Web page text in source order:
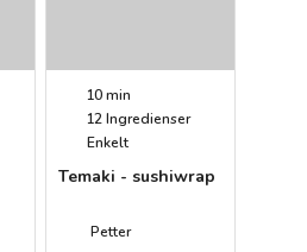
10 min
12Ingredienser
Enkelt
Temaki - sushiwrap
Petter